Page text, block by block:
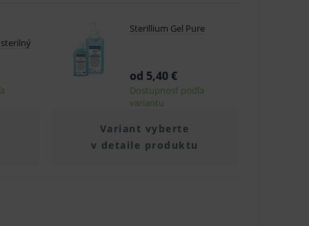
Sterillium Gel Pure
od 5,40 €
Dostupnosť podľa
variantu
Variant vyberte
v detaile produktu
relací uživatelů